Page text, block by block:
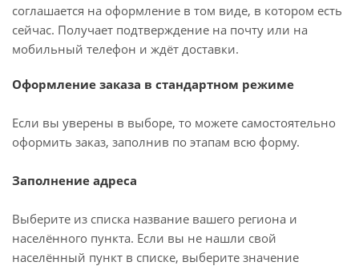
соглашается на оформление в том виде, в котором есть
сейчас. Получает подтверждение на почту или на
мобильный телефон и ждёт доставки.
Оформление заказа в стандартном режиме
Если вы уверены в выборе, то можете самостоятельно
оформить заказ, заполнив по этапам всю форму.
Заполнение адреса
Выберите из списка название вашего региона и
населённого пункта. Если вы не нашли свой
населённый пункт в списке, выберите значение